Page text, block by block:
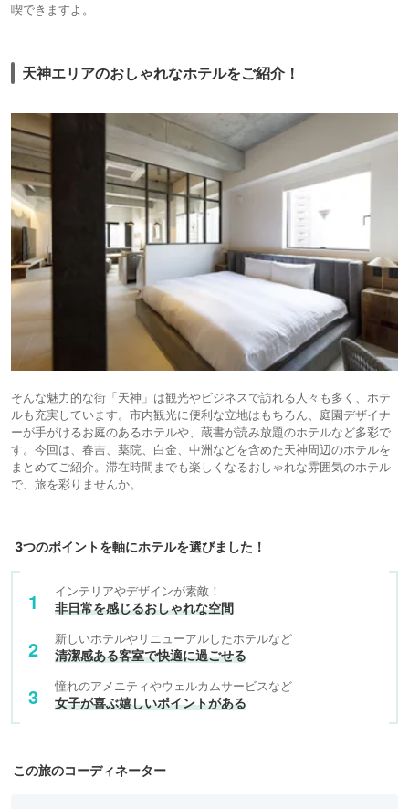
喫できますよ。
天神エリアのおしゃれなホテルをご紹介！
そんな魅力的な街「天神」は観光やビジネスで訪れる人々も多く、ホテ
ルも充実しています。市内観光に便利な立地はもちろん、庭園デザイナ
ーが手がけるお庭のあるホテルや、蔵書が読み放題のホテルなど多彩で
す。今回は、春吉、薬院、白金、中洲などを含めた天神周辺のホテルを
まとめてご紹介。滞在時間までも楽しくなるおしゃれな雰囲気のホテル
で、旅を彩りませんか。
3つのポイントを軸にホテルを選びました！
インテリアやデザインが素敵！
非日常を感じるおしゃれな空間
新しいホテルやリニューアルしたホテルなど
清潔感ある客室で快適に過ごせる
憧れのアメニティやウェルカムサービスなど
女子が喜ぶ嬉しいポイントがある
この旅のコーディネーター